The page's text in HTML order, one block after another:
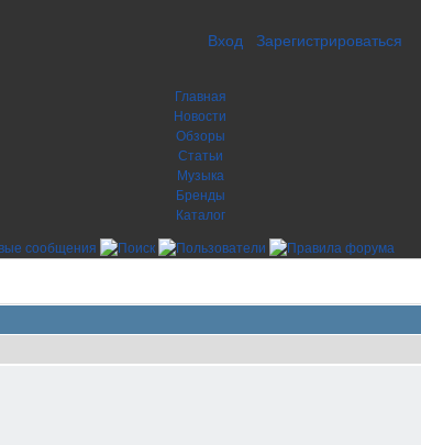
Вход Зарегистрироваться
Главная
Новости
Обзоры
Статьи
Музыка
Бренды
Каталог